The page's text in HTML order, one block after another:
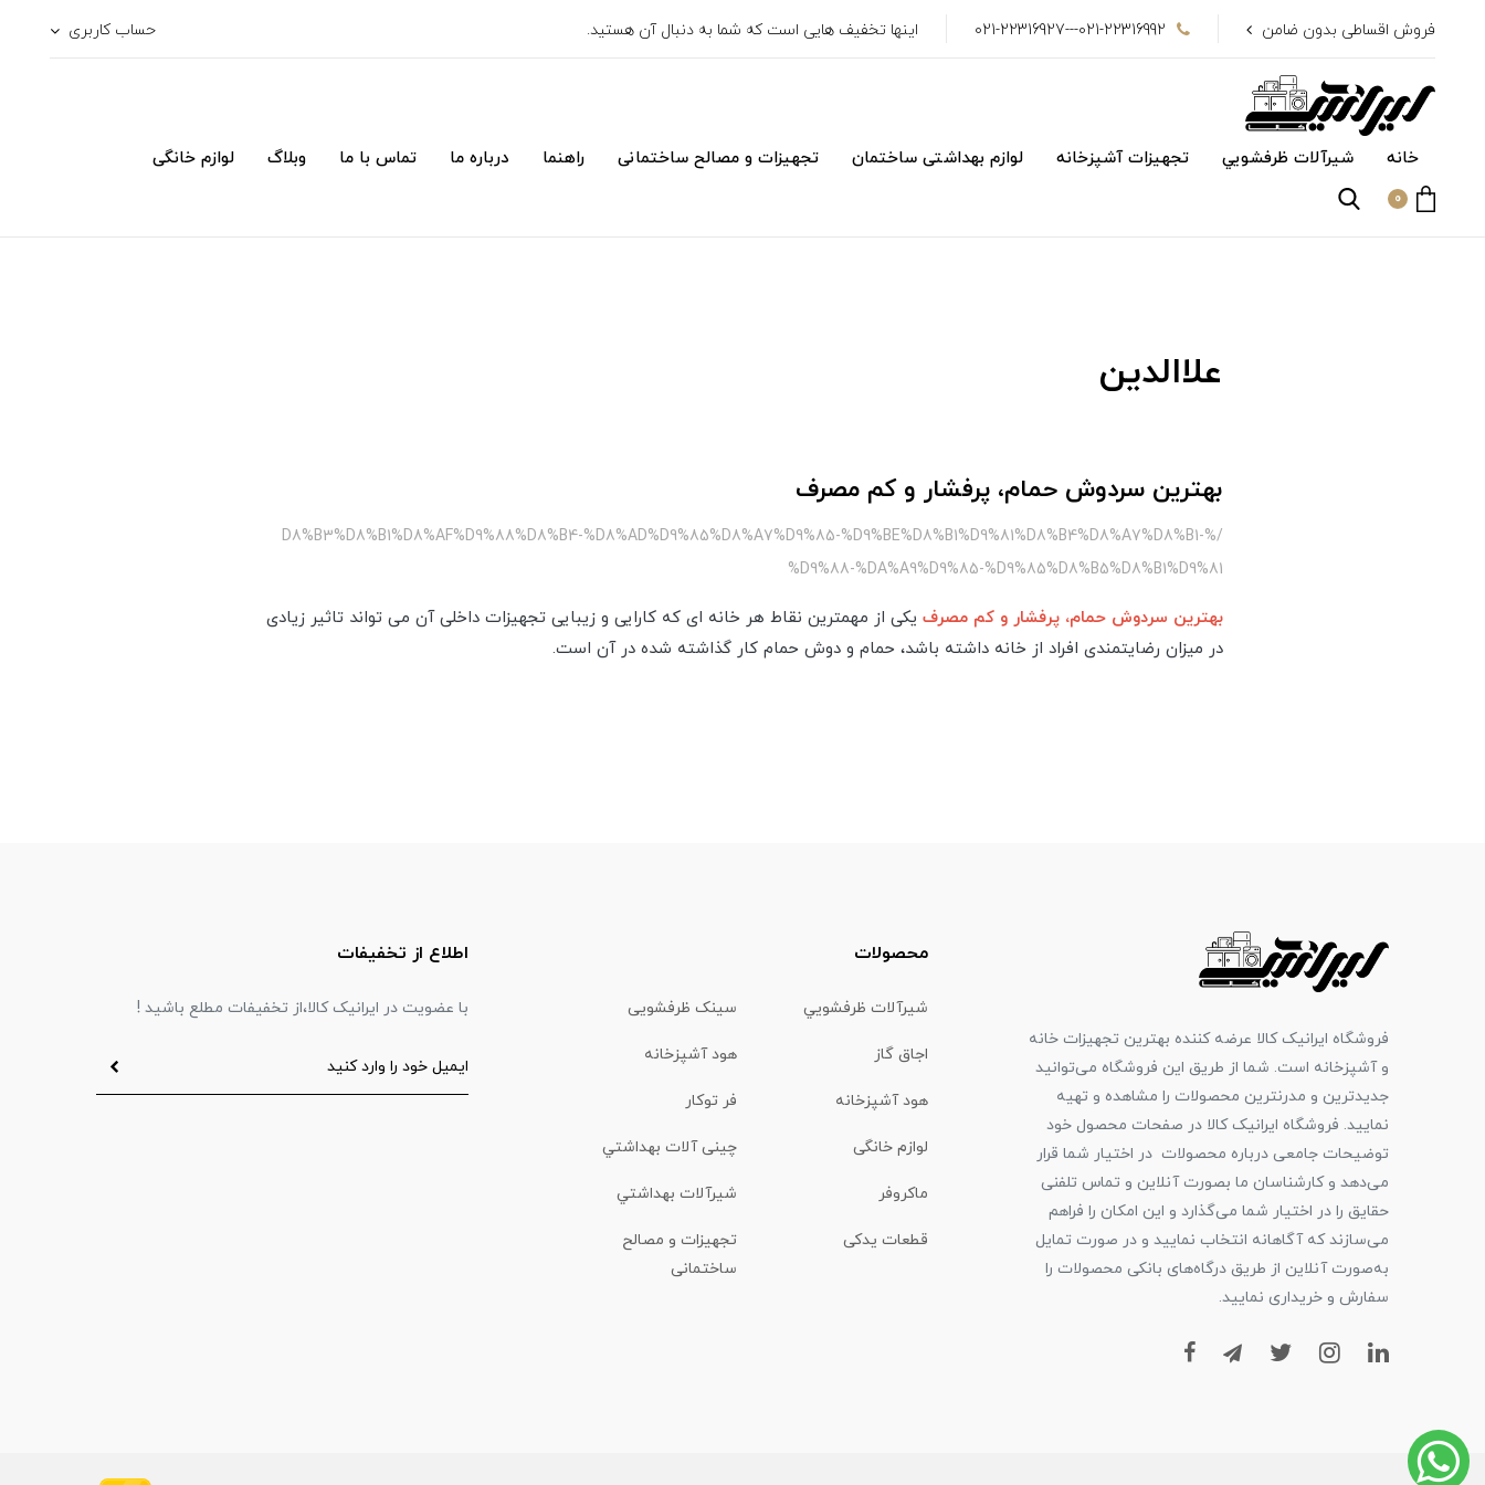
فروش اقساطی بدون ضامن 021-22316992---021-22316927 اینها تخفیف هایی است که شما به دنبال آن هستید. حساب کاربری
خانه شیرآلات ظرفشويي تجهیزات آشپزخانه لوازم بهداشتی ساختمان تجهیزات و مصالح ساختمانی راهنما درباره ما تماس با ما وبلاگ لوازم خانگی
0
علاالدین
بهترین سردوش حمام، پرفشار و کم مصرف
/%D8%B3%D8%B1%D8%AF%D9%88%D8%B4-%D8%AD%D9%85%D8%A7%D9%85-%D9%BE%D8%B1%D9%81%D8%B4%D8%A7%D8%B1-
%D9%88-%DA%A9%D9%85-%D9%85%D8%B5%D8%B1%D9%81
بهترین سردوش حمام، پرفشار و کم مصرف یکی از مهمترین نقاط هر خانه ای که کارایی و زیبایی تجهیزات داخلی آن می تواند تاثیر زیادی
در میزان رضایتمندی افراد از خانه داشته باشد، حمام و دوش حمام کار گذاشته شده در آن است.
فروشگاه ایرانیک کالا عرضه کننده بهترین تجهیزات خانه
و آشپزخانه است. شما از طریق این فروشگاه می‌توانید
جدیدترین و مدرنترین محصولات را مشاهده و تهیه
نمایید. فروشگاه ایرانیک کالا در صفحات محصول خود
توضیحات جامعی درباره محصولات در اختیار شما قرار
می‌دهد و کارشناسان ما بصورت آنلاین و تماس تلفنی
حقایق را در اختیار شما می‌گذارد و این امکان را فراهم
می‌سازند که آگاهانه انتخاب نمایید و در صورت تمایل
به‌صورت آنلاین از طریق درگاه‌های بانکی محصولات را
سفارش و خریداری نمایید.
محصولات
شیرآلات ظرفشويي سینک ظرفشویی
اجاق گاز هود آشپزخانه
هود آشپزخانه فر توکار
لوازم خانگی چینی آلات بهداشتي
ماكروفر شیرآلات بهداشتي
قطعات یدکی
تجهیزات و مصالح
ساختمانی
اطلاع از تخفیفات
با عضویت در ایرانیک کالا،از تخفیفات مطلع باشید !